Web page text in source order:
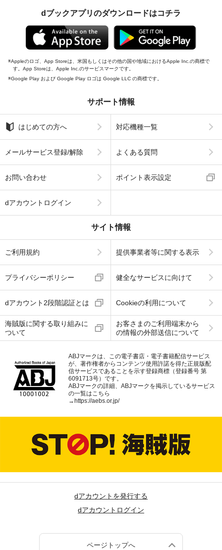
dブックアプリのダウンロードはコチラ
Appleのロゴ、App Storeは、米国もしくはその他の国や地域におけるApple Inc.の商標で
す。App Storeは、Apple Inc.のサービスマークです。
Google Play および Google Play ロゴは Google LLC の商標です。
サポート情報
はじめての方へ 対応機種一覧
メールサービス登録/解除 よくある質問
お問い合わせ ポイント表示設定
dアカウントログイン
サイト情報
ご利用規約 提供事業者等に関する表示
プライバシーポリシー 健全なサービスに向けて
dアカウント2段階認証とは Cookieの利用について
海賊版に関する取り組みに
ついて
お客さまのご利用端末から
の情報の外部送信について
ABJマークは、この電子書店・電子書籍配信サービス
が、著作権者からコンテンツ使用許諾を得た正規版配
信サービスであることを示す登録商標（登録番号 第
6091713号）です。
ABJマークの詳細、ABJマークを掲示しているサービス
の一覧はこちら
→ https://aebs.or.jp/
dアカウントを発行する
dアカウントログイン
ページトップへ